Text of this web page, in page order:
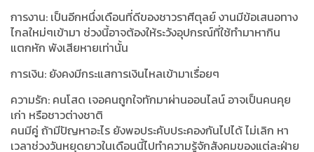
การงาน: เป็นอีกหนึ่งเดือนที่ดีของชาวราศีตุลย์ งานมีข้อเสนอทาง
ไกลใหม่ๆเข้ามา ช่วงนี้อาจต้องให้ระวังอุปกรณ์ที่ใช้ทำมาหากิน
แตกหัก พังเสียหายเท่านั้น
การเงิน: ยังคงมีกระแสการเงินไหลเข้ามาเรื่อยๆ
ความรัก: คนโสด เจอคนถูกใจทักมาผ่านออนไลน์ อาจเป็นคนคุย
เก่า หรือชาวต่างชาติ
คนมีคู่ ถ้ามีปัญหาอะไร ยังพอประคับประคองกันไปได้ ไม่เลิก หา
เวลาช่วงวันหยุดยาวในเดือนนี้ไปทำความรู้จักสังคมของแต่ละฝ่าย